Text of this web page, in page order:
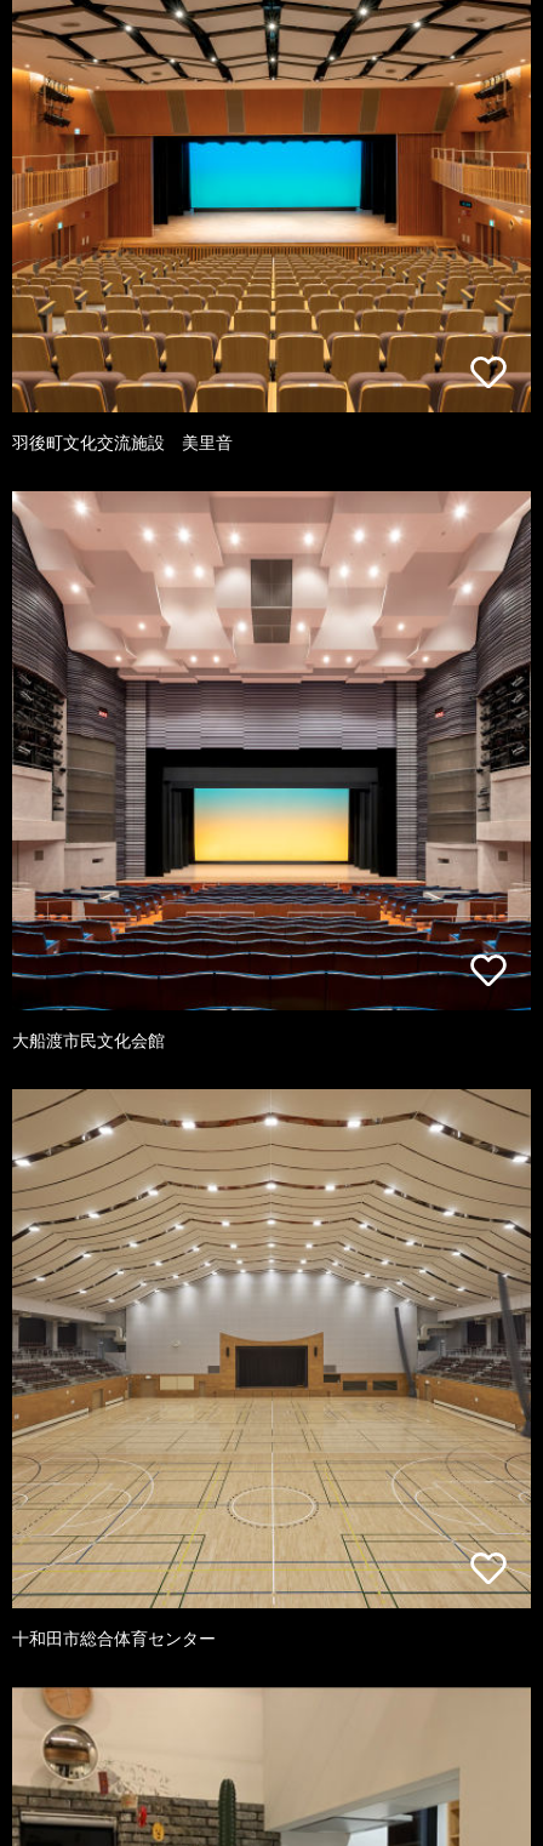
羽後町文化交流施設 美里音
大船渡市民文化会館
十和田市総合体育センター